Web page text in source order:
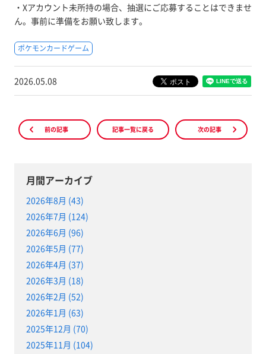
・Xアカウント未所持の場合、抽選にご応募することはできませ
ん。事前に準備をお願い致します。
ポケモンカードゲーム
2026.05.08
前の記事 記事一覧に戻る 次の記事
月間アーカイブ
2026年8月 (43)
2026年7月 (124)
2026年6月 (96)
2026年5月 (77)
2026年4月 (37)
2026年3月 (18)
2026年2月 (52)
2026年1月 (63)
2025年12月 (70)
2025年11月 (104)